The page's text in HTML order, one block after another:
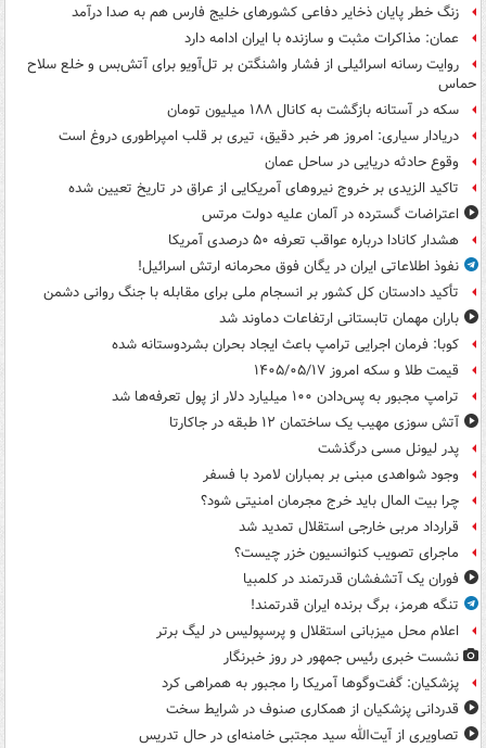
زنگ خطر پایان ذخایر دفاعی کشورهای خلیج فارس هم به صدا درآمد
عمان: مذاکرات مثبت و سازنده با ایران ادامه دارد
روایت رسانه اسرائیلی از فشار واشنگتن بر تل‌آویو برای آتش‌بس و خلع سلاح
حماس
سکه در آستانه بازگشت به کانال ۱۸۸ میلیون تومان
دریادار سیاری: امروز هر خبر دقیق، تیری بر قلب امپراطوری دروغ است
وقوع حادثه دریایی در ساحل عمان
تاکید الزیدی بر خروج نیروهای آمریکایی از عراق در تاریخ تعیین شده
اعتراضات گسترده در آلمان علیه دولت مرتس
هشدار کانادا درباره عواقب تعرفه ۵۰ درصدی آمریکا
نفوذ اطلاعاتی ایران در یگان فوق محرمانه ارتش اسرائیل!
تأکید دادستان کل کشور بر انسجام ملی برای مقابله با جنگ روانی دشمن
باران مهمان تابستانی ارتفاعات دماوند شد
کوبا: فرمان اجرایی ترامپ باعث ایجاد بحران بشردوستانه شده
قیمت طلا و سکه امروز ۱۴۰۵/۰۵/۱۷
ترامپ مجبور به پس‌دادن ۱۰۰ میلیارد دلار از پول تعرفه‌ها شد
آتش سوزی مهیب یک ساختمان ۱۲ طبقه در جاکارتا
پدر لیونل مسی درگذشت
وجود شواهدی مبنی بر بمباران لامرد با فسفر
چرا بیت المال باید خرج مجرمان امنیتی شود؟
قرارداد مربی خارجی استقلال تمدید شد
ماجرای تصویب کنوانسیون خزر چیست؟
فوران یک آتشفشان قدرتمند در کلمبیا
تنگه هرمز، برگ برنده ایران قدرتمند!
اعلام محل میزبانی استقلال و پرسپولیس در لیگ برتر
نشست خبری رئیس جمهور در روز خبرنگار
پزشکیان: گفت‌وگوها آمریکا را مجبور به همراهی کرد
قدردانی پزشکیان از همکاری صنوف در شرایط سخت
تصاویری از آیت‌الله سید مجتبی خامنه‌ای در حال تدریس